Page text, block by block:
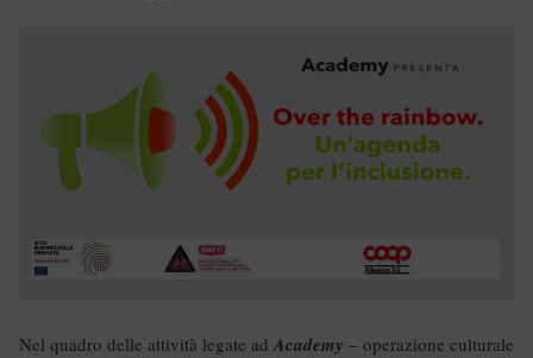
Nel quadro delle attività legate ad Academy – operazione culturale